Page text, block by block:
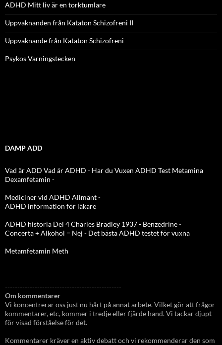
ADHD Mitt liv är en torktumlare
Uppvaknanden från Kataton Schizofreni II
Uppvaknande från Kataton Schizofreni
Psykos Varningstecken
DAMP ADD
Vad är ADD Vad är ADHD - Har du Vuxen ADHD Test Metamina
Dexamfetamin -
Mediciner vid ADHD Allmänt-
ADHD information för läkare
ADHD historia Del 4 Charles Bradley 1937 - Benzedrine-
Concerta + Alkohol = Nej - Det bästa ADHD testet för vuxna
Metamfetamin Meth
-----------------------------------------------
Om kommentarer
Vi koncentrerar oss just nu hårt på annat arbete. Vilket gör att frågor
kommentarer, etc, kommer i tredje eller fjärde hand. Vi tackar djupt
för visad förståelse för det.
Kommentarer kräver en aktiv debatt och vi rekommenderar den som